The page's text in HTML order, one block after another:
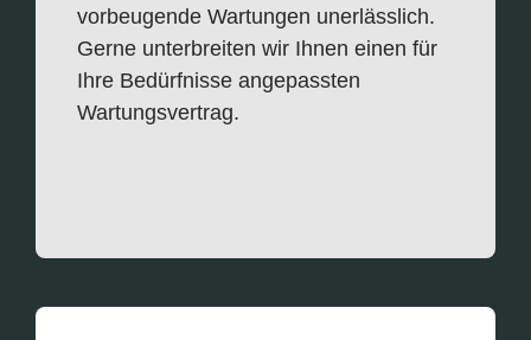
vorbeugende Wartungen unerlässlich.
Gerne unterbreiten wir Ihnen einen für
Ihre Bedürfnisse angepassten
Wartungsvertrag.